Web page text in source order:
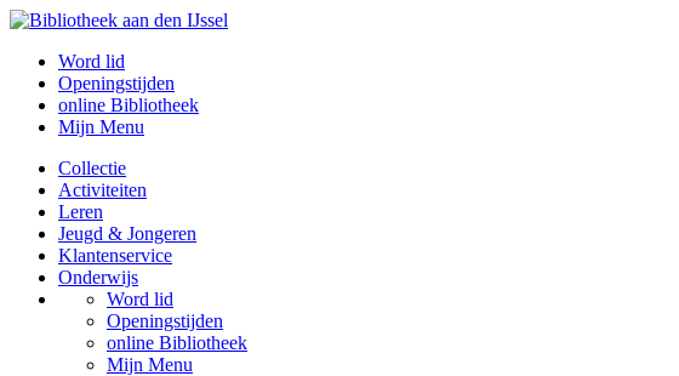
Word lid
Openingstijden
online Bibliotheek
Mijn Menu
Collectie
Activiteiten
Leren
Jeugd & Jongeren
Klantenservice
Onderwijs
Word lid
Openingstijden
online Bibliotheek
Mijn Menu